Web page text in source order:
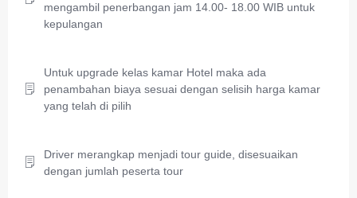
mengambil penerbangan jam 14.00- 18.00 WIB untuk
kepulangan
Untuk upgrade kelas kamar Hotel maka ada
penambahan biaya sesuai dengan selisih harga kamar
yang telah di pilih
Driver merangkap menjadi tour guide, disesuaikan
dengan jumlah peserta tour